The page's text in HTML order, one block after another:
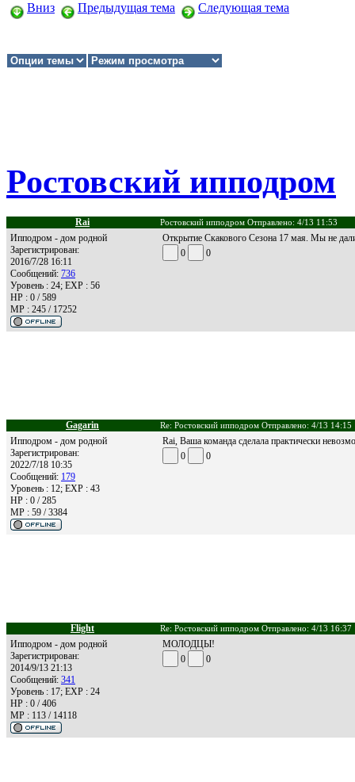
Вниз Предыдущая тема Следующая тема
Ростовский ипподром
Rai Ростовский ипподром Отправлено: 4/13 11:53
Ипподром - дом родной
Зарегистрирован:
2016/7/28 16:11
Сообщений: 736
Уровень : 24; EXP : 56
HP : 0 / 589
MP : 245 / 17252
Открытие Скакового Сезона 17 мая. Мы не
0
0
Gagarin Re: Ростовский ипподром Отправлено: 4/13 14:15
Ипподром - дом родной
Зарегистрирован:
2022/7/18 10:35
Сообщений: 179
Уровень : 12; EXP : 43
HP : 0 / 285
MP : 59 / 3384
Rai, Ваша команда сделала практически
0
0
Flight Re: Ростовский ипподром Отправлено: 4/13 16:37
Ипподром - дом родной
Зарегистрирован:
2014/9/13 21:13
Сообщений: 341
Уровень : 17; EXP : 24
HP : 0 / 406
MP : 113 / 14118
МОЛОДЦЫ!
0
0